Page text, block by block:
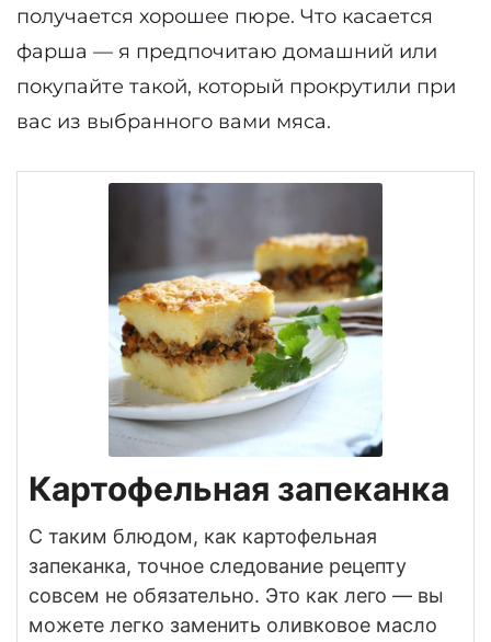
получается хорошее пюре. Что касается
фарша — я предпочитаю домашний или
покупайте такой, который прокрутили при
вас из выбранного вами мяса.
Картофельная запеканка
С таким блюдом, как картофельная
запеканка, точное следование рецепту
совсем не обязательно. Это как лего — вы
можете легко заменить оливковое масло